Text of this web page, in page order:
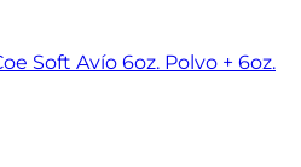
Soft Avío 6oz. Polvo + 6oz.